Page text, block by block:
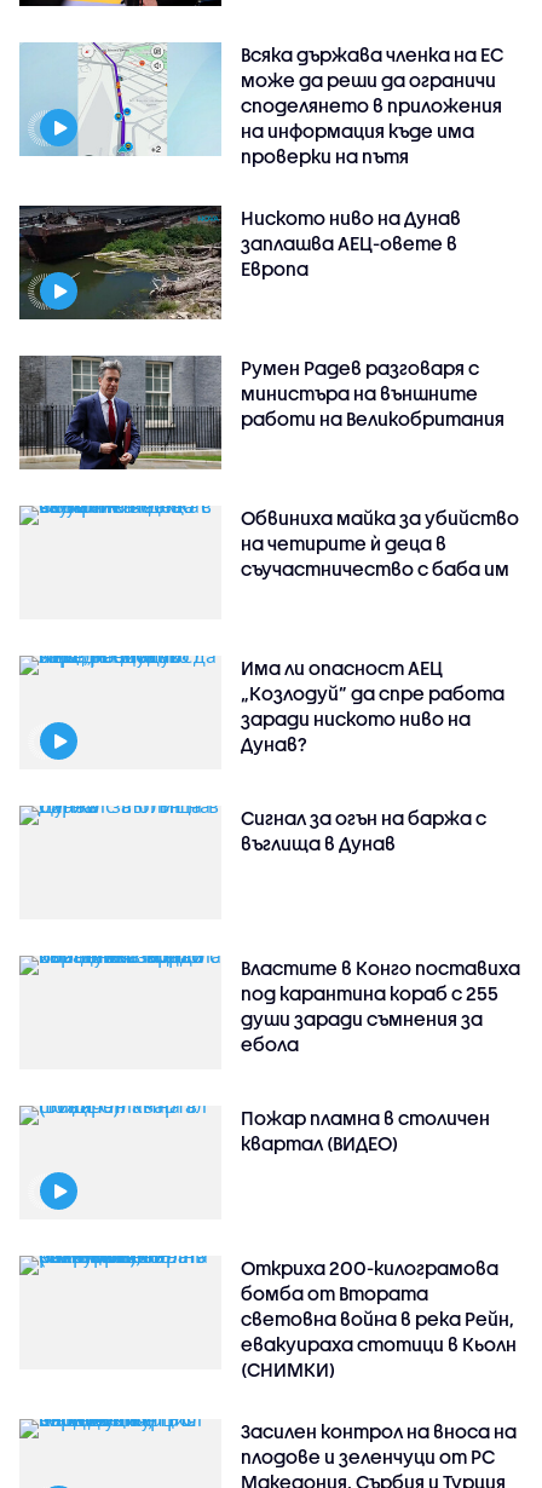
Всяка държава членка на ЕС
може да реши да ограничи
споделянето в приложения
на информация къде има
проверки на пътя
Ниското ниво на Дунав
заплашва АЕЦ-овете в
Европа
Румен Радев разговаря с
министъра на външните
работи на Великобритания
Обвиниха майка за убийство
на четирите ѝ деца в
съучастничество с баба им
Има ли опасност АЕЦ
„Козлодуй” да спре работа
заради ниското ниво на
Дунав?
Сигнал за огън на баржа с
въглища в Дунав
Властите в Конго поставиха
под карантина кораб с 255
души заради съмнения за
ебола
Пожар пламна в столичен
квартал (ВИДЕО)
Откриха 200-килограмова
бомба от Втората
световна война в река Рейн,
евакуираха стотици в Кьолн
(СНИМКИ)
Засилен контрол на вноса на
плодове и зеленчуци от РС
Македония, Сърбия и Турция